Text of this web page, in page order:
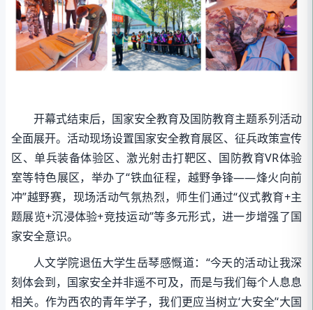
开幕式结束后，国家安全教育及国防教育主题系列活动
全面展开。活动现场设置国家安全教育展区、征兵政策宣传
区、单兵装备体验区、激光射击打靶区、国防教育VR体验
室等特色展区，举办了“铁血征程，越野争锋——烽火向前
冲”越野赛，现场活动气氛热烈，师生们通过“仪式教育+主
题展览+沉浸体验+竞技运动”等多元形式，进一步增强了国
家安全意识。
人文学院退伍大学生岳琴感慨道：“今天的活动让我深
刻体会到，国家安全并非遥不可及，而是与我们每个人息息
相关。作为西农的青年学子，我们更应当树立‘大安全’‘大国